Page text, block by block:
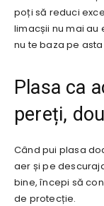
poți să reduci
limacșii nu mai au
nu te baza pe
Plasa ca
pereți,
Când pui plasa
aer și pe
bine, începi să
de protecție.